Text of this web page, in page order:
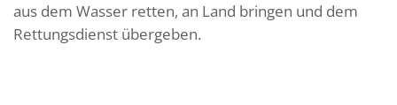
aus dem Wasser retten, an Land bringen und dem
Rettungsdienst übergeben.